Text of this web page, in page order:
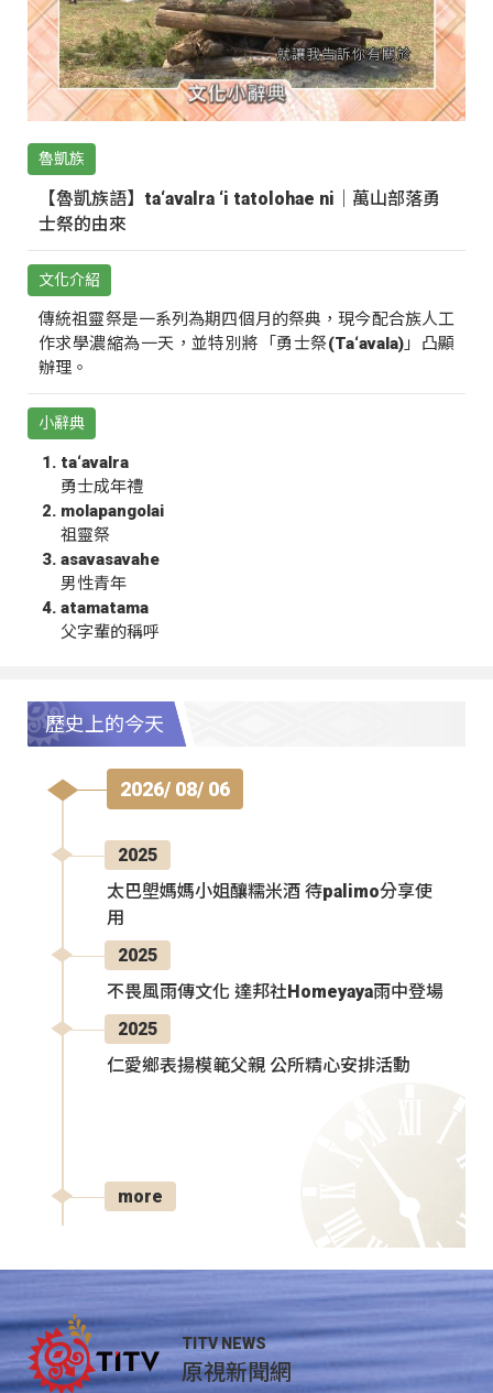
魯凱族
【魯凱族語】ta‘avalra ‘i tatolohae ni｜萬山部落勇
士祭的由來
文化介紹
傳統祖靈祭是一系列為期四個月的祭典，現今配合族人工
作求學濃縮為一天，並特別將「勇士祭(Ta‘avala)」凸顯
辦理。
小辭典
ta‘avalra
勇士成年禮
molapangolai
祖靈祭
asavasavahe
男性青年
atamatama
父字輩的稱呼
歷史上的今天
2026/ 08/ 06
2025
太巴塱媽媽小姐釀糯米酒 待palimo分享使
用
2025
不畏風雨傳文化 達邦社Homeyaya雨中登場
2025
仁愛鄉表揚模範父親 公所精心安排活動
more
TITV NEWS
原視新聞網